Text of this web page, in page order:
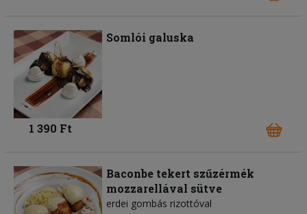
Somlói galuska
1 390 Ft
Baconbe tekert szűzérmék
mozzarellával sütve
erdei gombás rizottóval